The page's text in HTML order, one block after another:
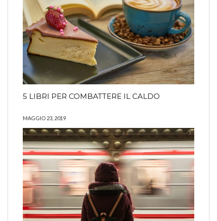
5 LIBRI PER COMBATTERE IL CALDO
MAGGIO 23, 2019